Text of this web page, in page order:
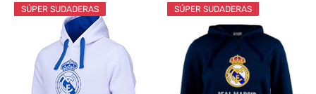
SÚPER SUDADERAS SÚPER SUDADERAS